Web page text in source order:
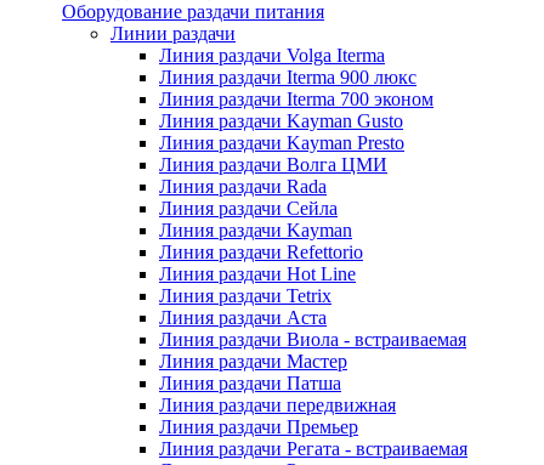
Оборудование раздачи питания
Линии раздачи
Линия раздачи Volga Iterma
Линия раздачи Iterma 900 люкс
Линия раздачи Iterma 700 эконом
Линия раздачи Kayman Gusto
Линия раздачи Kayman Presto
Линия раздачи Волга ЦМИ
Линия раздачи Rada
Линия раздачи Сейла
Линия раздачи Kayman
Линия раздачи Refettorio
Линия раздачи Hot Line
Линия раздачи Tetrix
Линия раздачи Аста
Линия раздачи Виола - встраиваемая
Линия раздачи Мастер
Линия раздачи Патша
Линия раздачи передвижная
Линия раздачи Премьер
Линия раздачи Регата - встраиваемая